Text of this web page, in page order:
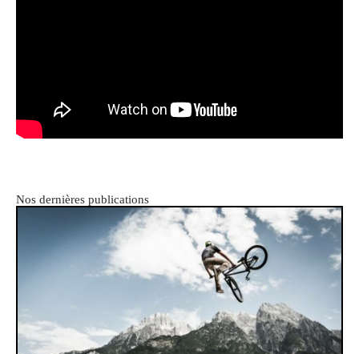
Nos dernières publications